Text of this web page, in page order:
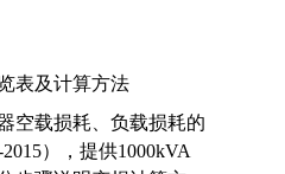
表及计算方法
空载损耗、负载损耗的
），提供1000kVA